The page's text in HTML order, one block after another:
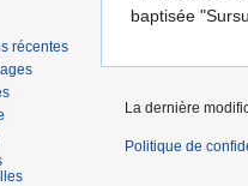
à
navigation
à
recherche
baptisée
récentes
La dernière
Politique de